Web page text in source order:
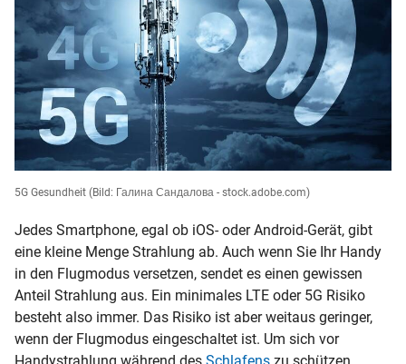
5G Gesundheit (Bild: Галина Сандалова - stock.adobe.com)
Jedes Smartphone, egal ob iOS- oder Android-Gerät, gibt
eine kleine Menge Strahlung ab. Auch wenn Sie Ihr Handy
in den Flugmodus versetzen, sendet es einen gewissen
Anteil Strahlung aus. Ein minimales LTE oder 5G Risiko
besteht also immer. Das Risiko ist aber weitaus geringer,
wenn der Flugmodus eingeschaltet ist. Um sich vor